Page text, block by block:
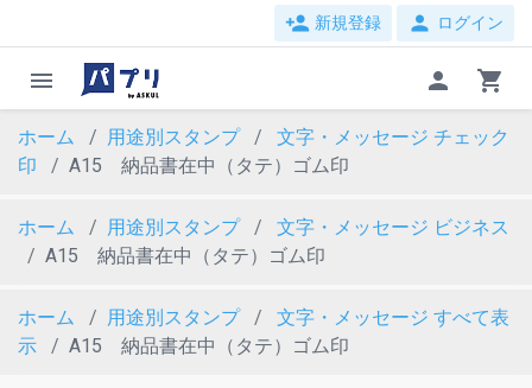
person_add 新規登録 person ログイン
menu person shopping_cart
ホーム 用途別スタンプ 文字・メッセージ チェック
印
A15 納品書在中（タテ）ゴム印
ホーム 用途別スタンプ 文字・メッセージ ビジネス
A15 納品書在中（タテ）ゴム印
ホーム 用途別スタンプ 文字・メッセージ すべて表
示
A15 納品書在中（タテ）ゴム印